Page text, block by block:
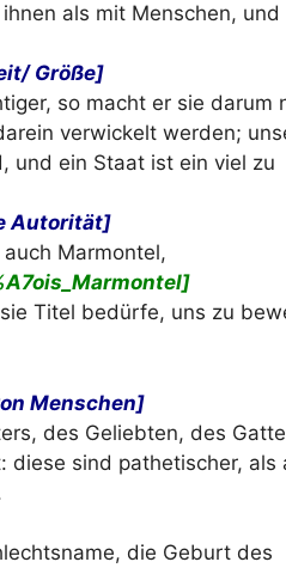
als mit Menschen, und
Größe]
so macht er sie darum
verwickelt werden;
und ein Staat ist ein viel zu
Autorität]
Marmontel,
Titel bedürfe, uns zu
Menschen]
des Geliebten, des
diese sind pathetischer, als
die Geburt des